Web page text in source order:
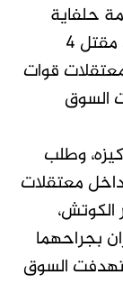
حلفاية
الملوك، في بحري شمالي الخرطوم، عن مقتل 4
معتقلات قوات
السوق
وطلب
معتقلات
الكوتش،
بجراحهما
السوق